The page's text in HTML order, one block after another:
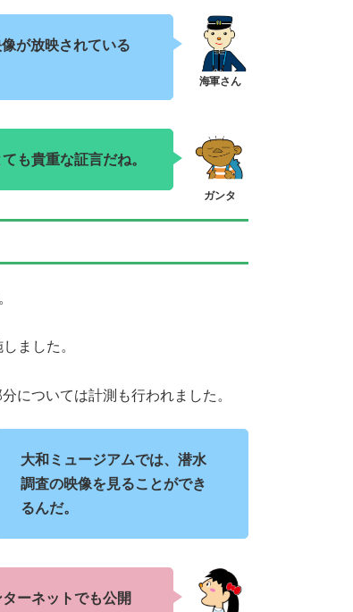
が放映されている
ても貴重な証言だね。
ました。
については計測も行われました。
大和ミュージアムでは、潜水
調査の映像を見ることができ
るんだ。
ーネットでも公開